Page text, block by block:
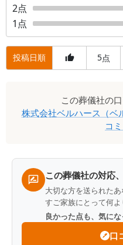
2点
1 点
投稿日順 5点
この葬儀社の
株式会社ベルハース（ベ
コ
この葬儀社の対応
大切な方を送られた
すご家族にとって何よ
良かった点も、気にな
口